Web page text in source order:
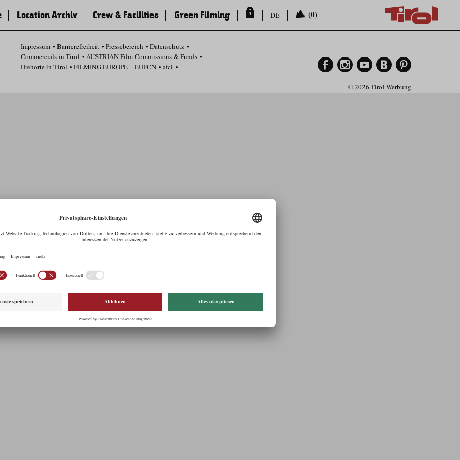
Location Archiv Crew & Facilities Green Filming DE (0)
Impressum Barrierefreiheit Pressebereich
Datenschutz
Commercials in Tirol
AUSTRIAN Film Commissions & Funds
Drehorte in Tirol
FILMING EUROPE – EUFCN
afci
Datenschutz Einstellungen
© 2026 Tirol Werbung